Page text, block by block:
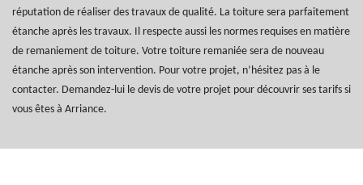
réputation de réaliser des travaux de qualité. La toiture sera parfaitement
étanche après les travaux. Il respecte aussi les normes requises en matière
de remaniement de toiture. Votre toiture remaniée sera de nouveau
étanche après son intervention. Pour votre projet, n’hésitez pas à le
contacter. Demandez-lui le devis de votre projet pour découvrir ses tarifs si
vous êtes à Arriance.